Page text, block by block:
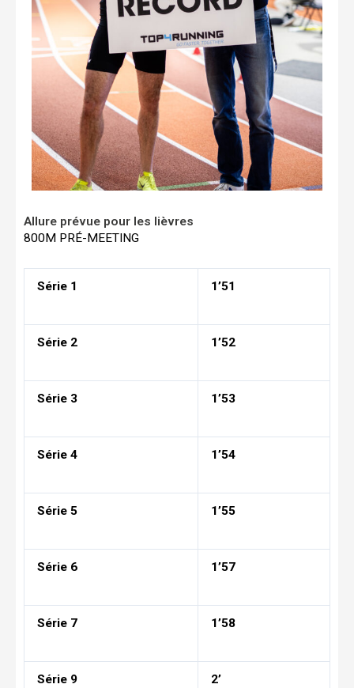
Allure prévue pour les lièvres
800M PRÉ-MEETING
Série 1 1’51
Série 2 1’52
Série 3 1’53
Série 4 1’54
Série 5 1’55
Série 6 1’57
Série 7 1’58
Série 9 2’